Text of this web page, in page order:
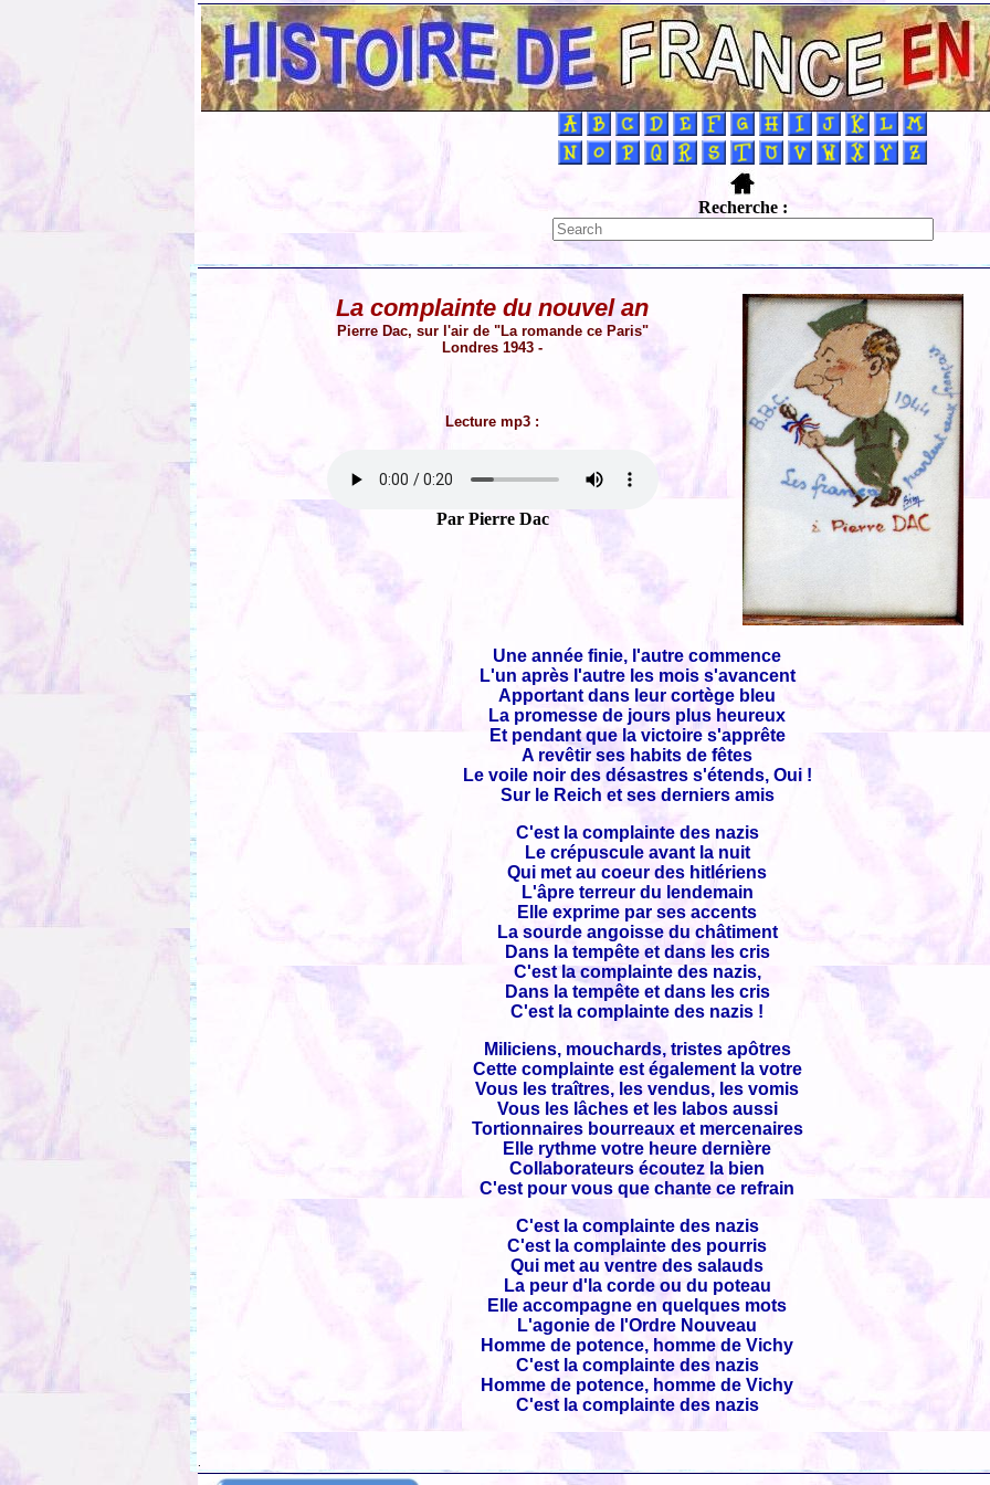
Recherche :
La complainte du nouvel an
Pierre Dac, sur l'air de "La romande ce Paris"
Londres 1943 -
Lecture mp3 :
Par Pierre Dac
Une année finie, l'autre commence
L'un après l'autre les mois s'avancent
Apportant dans leur cortège bleu
La promesse de jours plus heureux
Et pendant que la victoire s'apprête
A revêtir ses habits de fêtes
Le voile noir des désastres s'étends, Oui !
Sur le Reich et ses derniers amis
C'est la complainte des nazis
Le crépuscule avant la nuit
Qui met au coeur des hitlériens
L'âpre terreur du lendemain
Elle exprime par ses accents
La sourde angoisse du châtiment
Dans la tempête et dans les cris
C'est la complainte des nazis,
Dans la tempête et dans les cris
C'est la complainte des nazis !
Miliciens, mouchards, tristes apôtres
Cette complainte est également la votre
Vous les traîtres, les vendus, les vomis
Vous les lâches et les labos aussi
Tortionnaires bourreaux et mercenaires
Elle rythme votre heure dernière
Collaborateurs écoutez la bien
C'est pour vous que chante ce refrain
C'est la complainte des nazis
C'est la complainte des pourris
Qui met au ventre des salauds
La peur d'la corde ou du poteau
Elle accompagne en quelques mots
L'agonie de l'Ordre Nouveau
Homme de potence, homme de Vichy
C'est la complainte des nazis
Homme de potence, homme de Vichy
C'est la complainte des nazis